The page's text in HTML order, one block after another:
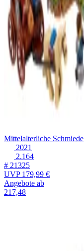
Mittelalterliche Schmiede
2021
2.164
# 21325
UVP179,99 €
Angebote ab
217,48